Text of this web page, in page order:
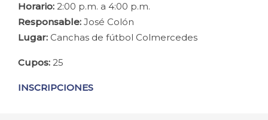
Horario: 2:00 p.m. a 4:00 p.m.
Responsable: José Colón
Lugar: Canchas de fútbol Colmercedes
Cupos: 25
INSCRIPCIONES